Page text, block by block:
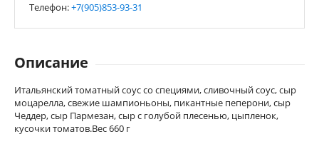
Телефон:+7(905)853-93-31
Описание
Итальянский томатный соус со специями, сливочный соус, сыр
моцарелла, свежие шампионьоны, пикантные пеперони, сыр
Чеддер, сыр Пармезан, сыр с голубой плесенью, цыпленок,
кусочки томатов.Вес 660 г